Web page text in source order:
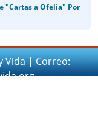
"Cartas a Ofelia" Por
Vida | Correo: